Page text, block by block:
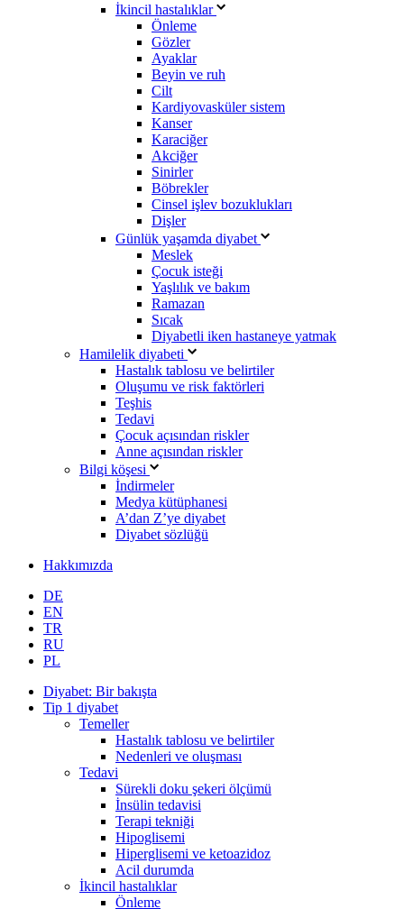
İkincil hastalıklar
Önleme
Gözler
Ayaklar
Beyin ve ruh
Cilt
Kardiyovasküler sistem
Kanser
Karaciğer
Akciğer
Sinirler
Böbrekler
Cinsel işlev bozuklukları
Dişler
Günlük yaşamda diyabet
Meslek
Çocuk isteği
Yaşlılık ve bakım
Ramazan
Sıcak
Diyabetli iken hastaneye yatmak
Hamilelik diyabeti
Hastalık tablosu ve belirtiler
Oluşumu ve risk faktörleri
Teşhis
Tedavi
Çocuk açısından riskler
Anne açısından riskler
Bilgi köşesi
İndirmeler
Medya kütüphanesi
A’dan Z’ye diyabet
Diyabet sözlüğü
Hakkımızda
DE
EN
TR
RU
PL
Diyabet: Bir bakışta
Tip 1 diyabet
Temeller
Hastalık tablosu ve belirtiler
Nedenleri ve oluşması
Tedavi
Sürekli doku şekeri ölçümü
İnsülin tedavisi
Terapi tekniği
Hipoglisemi
Hiperglisemi ve ketoazidoz
Acil durumda
İkincil hastalıklar
Önleme